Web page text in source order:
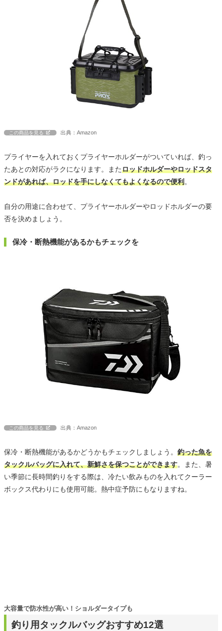
この商品を見る 出典：Amazon
プライヤーを入れておくプライヤーホルダーがついていれば、釣っ
たあとの対応がラクになります。またロッドホルダーやロッドスタ
ンドがあれば、ロッドを手にしなくてもよくなるので便利。
自分の用途に合わせて、プライヤーホルダーやロッドホルダーの要
否を決めましょう。
保冷・断熱機能があるかもチェックを
この商品を見る 出典：Amazon
保冷・断熱機能があるかどうかもチェックしましょう。 釣った魚を
タックルバッグに入れて、新鮮さを保つことができます。また、暑
い季節に長時間釣りをする際は、冷たい飲みものを入れてクーラー
ボックス代わりにも使用可能。熱中症予防にもなりますね。
釣り用タックルバッグおすすめ12選
大容量で防水性が高い！ショルダータイプも